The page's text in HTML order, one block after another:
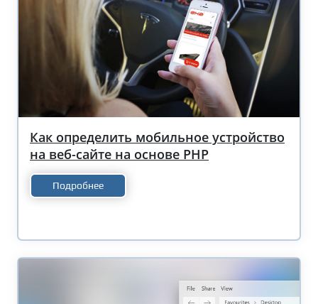
Как определить мобильное устройство
на веб-сайте на основе PHP
Подробнее